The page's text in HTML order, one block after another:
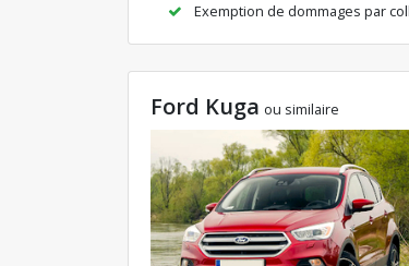
Exemption de dommages par
Ford Kuga ou similaire